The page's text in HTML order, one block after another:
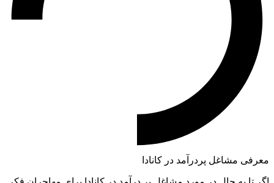
معرفی مشاغل پردرآمد در کانادا